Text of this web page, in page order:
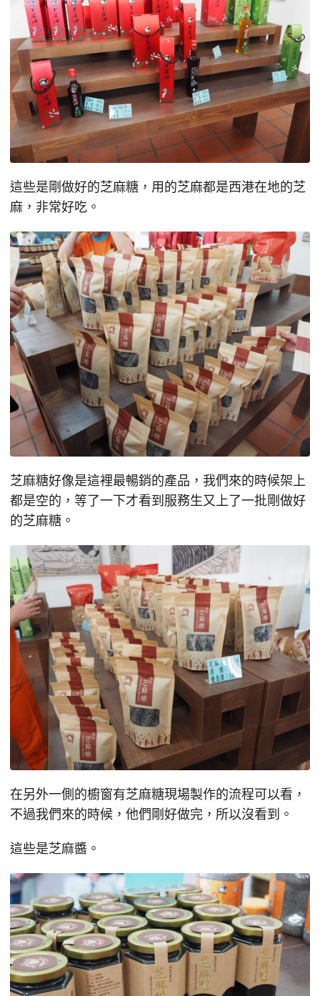
這些是剛做好的芝麻糖，用的芝麻都是西港在地的芝
麻，非常好吃。
芝麻糖好像是這裡最暢銷的產品，我們來的時候架上
都是空的，等了一下才看到服務生又上了一批剛做好
的芝麻糖。
在另外一側的櫥窗有芝麻糖現場製作的流程可以看，
不過我們來的時候，他們剛好做完，所以沒看到。
這些是芝麻醬。